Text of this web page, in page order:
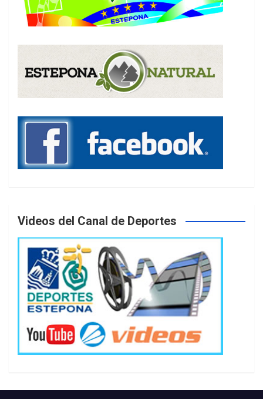
Videos del Canal de Deportes